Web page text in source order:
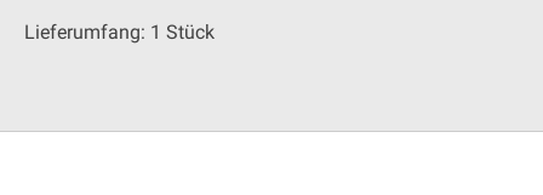
Lieferumfang: 1 Stück